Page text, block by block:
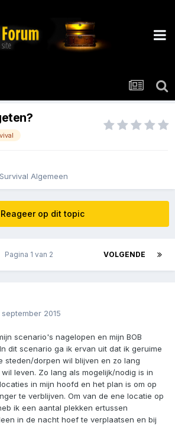
Survival Algemeen
Reageer op dit topic
VOLGENDE
Pagina 1 van 2
september 2015
scenario's nagelopen en mijn BOB
dit scenario ga ik ervan uit dat ik geruime
steden/dorpen wil blijven en zo lang
leven. Zo lang als mogelijk/nodig is in
in mijn hoofd en het plan is om op
te verblijven. Om van de ene locatie op
ik een aantal plekken ertussen
in de nacht hoef te verplaatsen en bij